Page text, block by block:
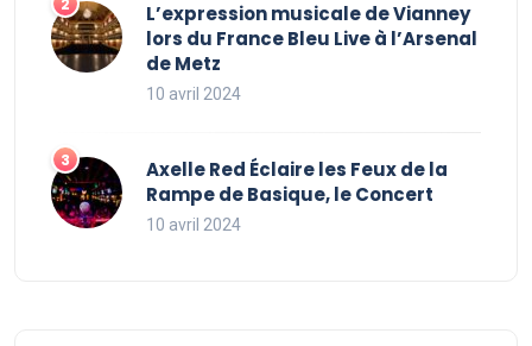
L’expression musicale de Vianney
lors du France Bleu Live à l’Arsenal
de Metz
10 avril 2024
Axelle Red Éclaire les Feux de la
Rampe de Basique, le Concert
10 avril 2024